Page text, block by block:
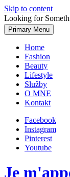
Skip to content
Looking for
Primary Menu
Home
Fashion
Beauty
Lifestyle
Služby
O MNE
Kontakt
Facebook
Instagram
Pinterest
Youtube
Je